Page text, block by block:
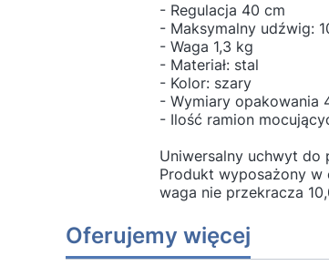
- Regulacja 40 cm
- Maksymalny udźwig:
- Waga 1,3 kg
- Materiał: stal
- Kolor: szary
- Wymiary opakowania
- Ilość ramion
Uniwersalny uchwyt do
Produkt wyposażony
waga nie przekracza
Oferujemy więcej